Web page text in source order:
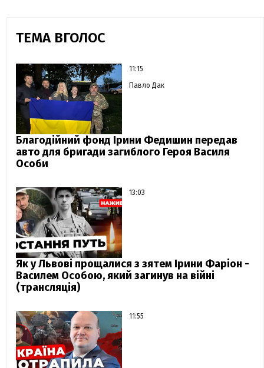
ТЕМА ВГОЛОС
11:15
Павло Дак
Благодійний фонд Ірини Федишин передав
авто для бригади загиблого Героя Василя
Особи
13:03
Як у Львові прощалися з зятем Ірини Фаріон -
Василем Особою, який загинув на війні
(трансляція)
11:55